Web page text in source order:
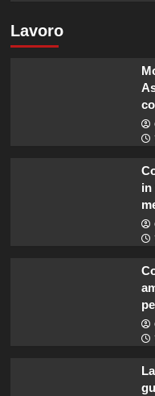
Lavoro
in